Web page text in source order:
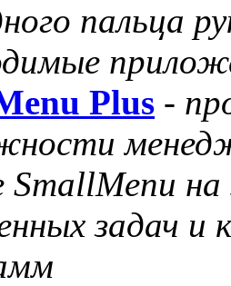
пальца
Plus -
SmallMenu на
задач и